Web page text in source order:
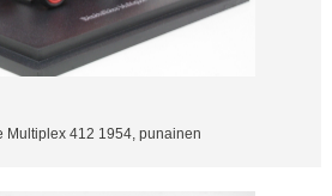
Multiplex 412 1954, punainen